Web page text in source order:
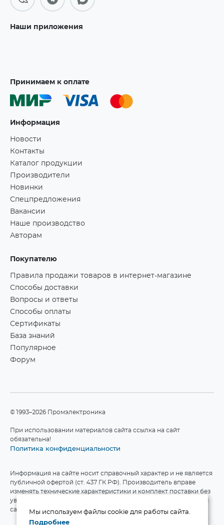
Наши приложения
Принимаем к оплате
Информация
Новости
Контакты
Каталог продукции
Производители
Новинки
Спецпредложения
Вакансии
Наше производство
Авторам
Покупателю
Правила продажи товаров в интернет-магазине
Способы доставки
Вопросы и ответы
Способы оплаты
Сертификаты
База знаний
Популярное
Форум
©1993–2026 Промэлектроника
При использовании материалов сайта ссылка на сайт
обязательна!
Политика конфиденциальности
Информация на сайте носит справочный характер и не является
публичной офертой (ст. 437 ГК РФ). Производитель вправе
изменять технические характеристики и комплект поставки без
уведомления. Актуальные данные приведены на официальном
сайте производителя.
Мы используем файлы cookie для работы сайта.
Подробнее